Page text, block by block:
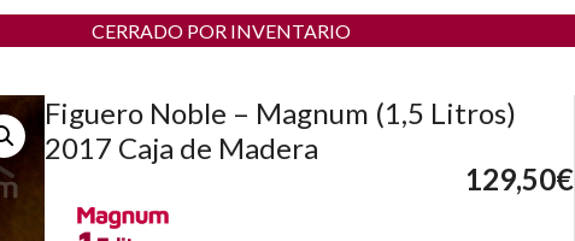
CERRADO POR INVENTARIO
Figuero Noble – Magnum (1,5 Litros)
2017 Caja de Madera
129,50€